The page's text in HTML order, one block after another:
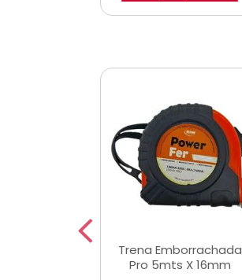
Trena Emborrachada
Pro 5mts X 16mm